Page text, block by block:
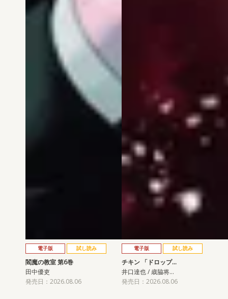
電子版 試し読み
閻魔の教室 第6巻
田中優吏
発売日：2026.08.06
電子版 試し読み
チキン 「ドロップ…
井口達也 / 歳脇将…
発売日：2026.08.06